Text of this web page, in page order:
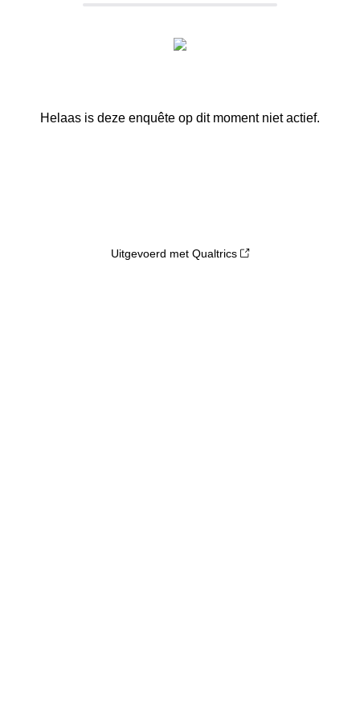
Helaas is deze enquête op dit moment niet actief.
Uitgevoerd met Qualtrics